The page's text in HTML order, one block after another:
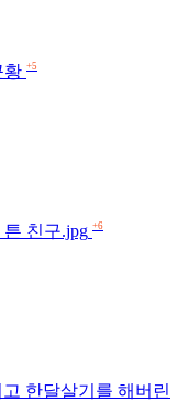
황 +5
친구.jpg +6
한달살기를 해버린